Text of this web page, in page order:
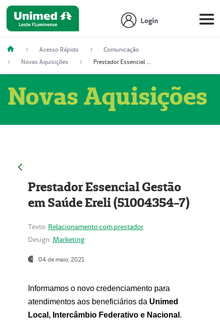
Login
Acesso Rápido
Comunicação
Novas Aquisições
Prestador Essencial Gestão em Saúde Ereli (51004354-7)
Novas Aquisições
Prestador Essencial Gestão
em Saúde Ereli (51004354-7)
Texto: Relacionamento com prestador
Design: Marketing
04 de maio, 2021
Informamos o novo credenciamento para
atendimentos aos beneficiários da Unimed
Local, Intercâmbio Federativo e Nacional .